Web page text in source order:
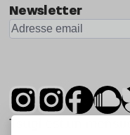
Newsletter
Tsugi est un